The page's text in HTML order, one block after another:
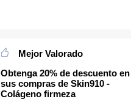
Mejor Valorado
Obtenga 20% de descuento en
sus compras de Skin910 -
Colágeno firmeza